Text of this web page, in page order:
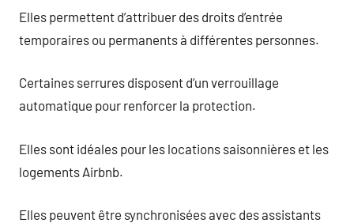
Elles permettent d’attribuer des droits d’entrée
temporaires ou permanents à différentes personnes.
Certaines serrures disposent d’un verrouillage
automatique pour renforcer la protection.
Elles sont idéales pour les locations saisonnières et les
logements Airbnb.
Elles peuvent être synchronisées avec des assistants